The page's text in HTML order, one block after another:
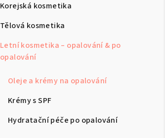
Korejská kosmetika
Tělová kosmetika
Letní kosmetika – opalování & po
opalování
Oleje a krémy na opalování
Krémy s SPF
Hydratační péče po opalování